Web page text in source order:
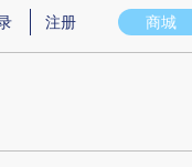
意图存在偏差。不代表财新
商城
注册